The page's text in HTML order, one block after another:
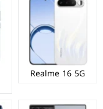
Realme 16 5G